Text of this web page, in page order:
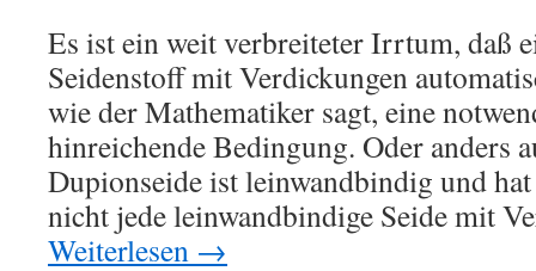
Es ist ein weit verbreiteter Irrtum, daß
Seidenstoff mit Verdickungen
wie der Mathematiker sagt, eine
hinreichende Bedingung. Oder anders
Dupionseide ist leinwandbindig und
nicht jede leinwandbindige Seide mit
Weiterlesen →